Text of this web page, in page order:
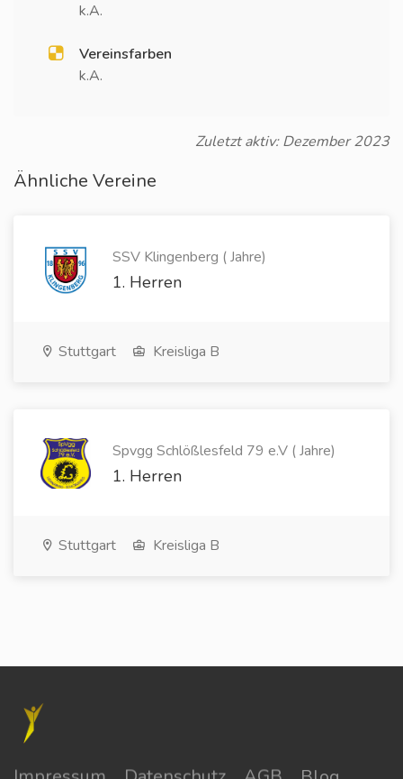
k.A.
Vereinsfarben
k.A.
Zuletzt aktiv: Dezember 2023
Ähnliche Vereine
SSV Klingenberg ( Jahre)
1. Herren
Stuttgart Kreisliga B
Spvgg Schlößlesfeld 79 e.V ( Jahre)
1. Herren
Stuttgart Kreisliga B